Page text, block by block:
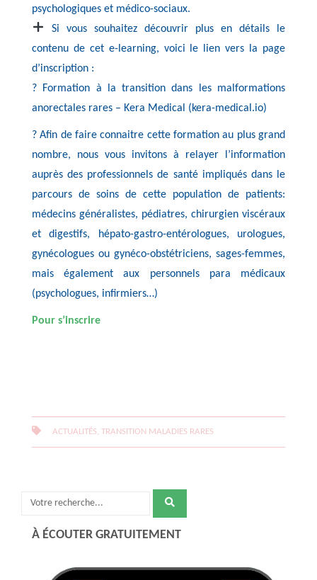
psychologiques et médico-sociaux.
Si vous souhaitez découvrir plus en détails le
contenu de cet e-learning, voici le lien vers la page
d’inscription :
? Formation à la transition dans les malformations
anorectales rares – Kera Medical (kera-medical.io)
? Afin de faire connaitre cette formation au plus grand
nombre, nous vous invitons à relayer l’information
auprès des professionnels de santé impliqués dans le
parcours de soins de cette population de patients:
médecins généralistes, pédiatres, chirurgien viscéraux
et digestifs, hépato-gastro-entérologues, urologues,
gynécologues ou gynéco-obstétriciens, sages-femmes,
mais également aux personnels para médicaux
(psychologues, infirmiers…)
Pour s’inscrire
ACTUALITÉS, TRANSITION MALADIES RARES
Recherche
À ÉCOUTER GRATUITEMENT